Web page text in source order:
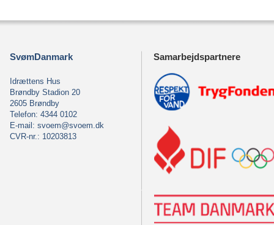
SvømDanmark
Idrættens Hus
Brøndby Stadion 20
2605 Brøndby
Telefon: 4344 0102
E-mail: svoem@svoem.dk
CVR-nr.: 10203813
Samarbejdspartnere